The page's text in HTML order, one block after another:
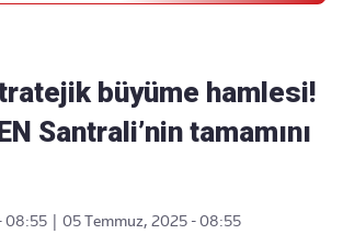
büyüme hamlesi!
Santrali’nin tamamını
08:55
05 Temmuz, 2025 - 08:55